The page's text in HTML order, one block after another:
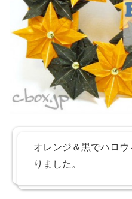
オレンジ＆黒でハロ
りました。